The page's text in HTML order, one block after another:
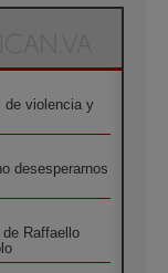
de violencia y
desesperarnos
Raffaello